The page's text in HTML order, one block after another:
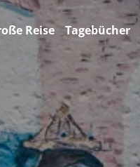
Reise Tagebücher